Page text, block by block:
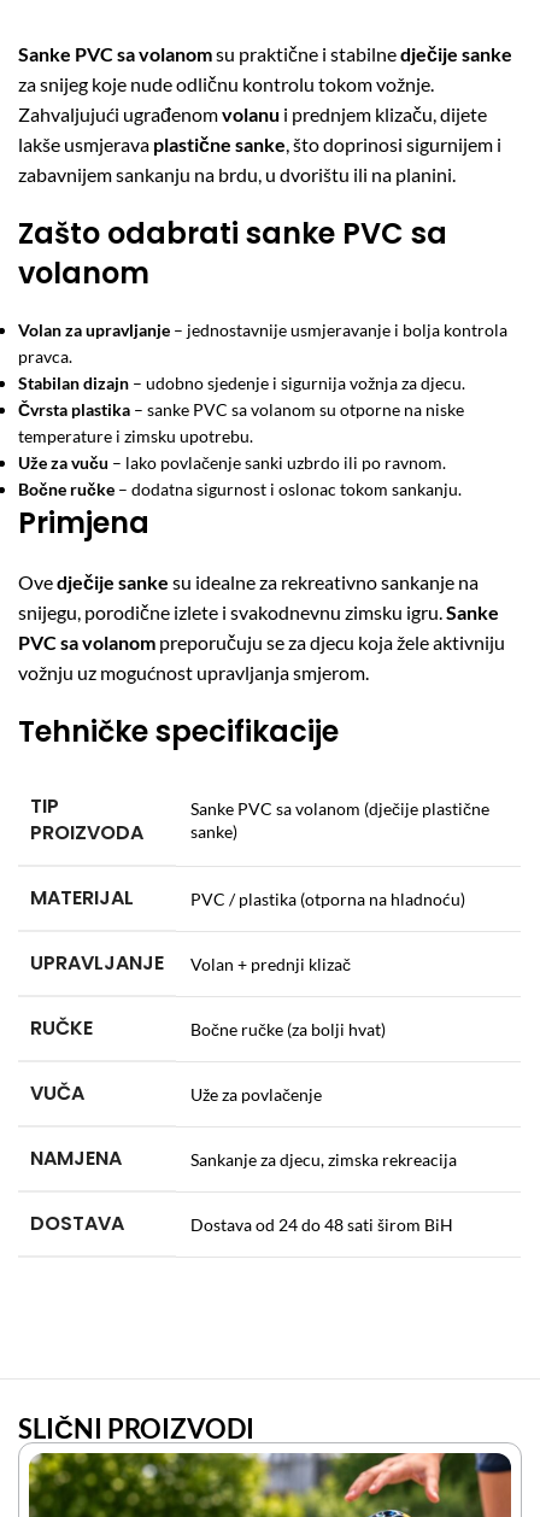
Sanke PVC sa volanomsu praktične i stabilnedječije sanke
za snijeg koje nude odličnu kontrolu tokom vožnje.
Zahvaljujući ugrađenomvolanu i prednjem klizaču, dijete
lakše usmjerava plastične sanke, što doprinosi sigurnijem i
zabavnijem sankanju na brdu, u dvorištu ili na planini.
Zašto odabrati sanke PVC sa
volanom
Volan za upravljanje – jednostavnije usmjeravanje i bolja kontrola
pravca.
Stabilan dizajn – udobno sjedenje i sigurnija vožnja za djecu.
Čvrsta plastika – sanke PVC sa volanom su otporne na niske
temperature i zimsku upotrebu.
Uže za vuču – lako povlačenje sanki uzbrdo ili po ravnom.
Bočne ručke – dodatna sigurnost i oslonac tokom sankanju.
Primjena
Ovedječije sanke su idealne za rekreativno sankanje na
snijegu, porodične izlete i svakodnevnu zimsku igru.Sanke
PVC sa volanom preporučuju se za djecu koja žele aktivniju
vožnju uz mogućnost upravljanja smjerom.
Tehničke specifikacije
TIP
PROIZVODA
Sanke PVC sa volanom (dječije plastične
sanke)
MATERIJAL PVC / plastika (otporna na hladnoću)
UPRAVLJANJE Volan + prednji klizač
RUČKE Bočne ručke (za bolji hvat)
VUČA Uže za povlačenje
NAMJENA Sankanje za djecu, zimska rekreacija
DOSTAVA Dostava od 24 do 48 sati širom BiH
SLIČNI PROIZVODI